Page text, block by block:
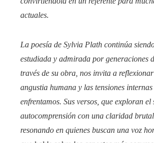
actuales.
La poesía de Sylvia Plath continúa
estudiada y admirada por generaciones
través de su obra, nos invita a
angustia humana y las tensiones
enfrentamos. Sus versos, que exploran
autocomprensión con una claridad
resonando en quienes buscan una voz